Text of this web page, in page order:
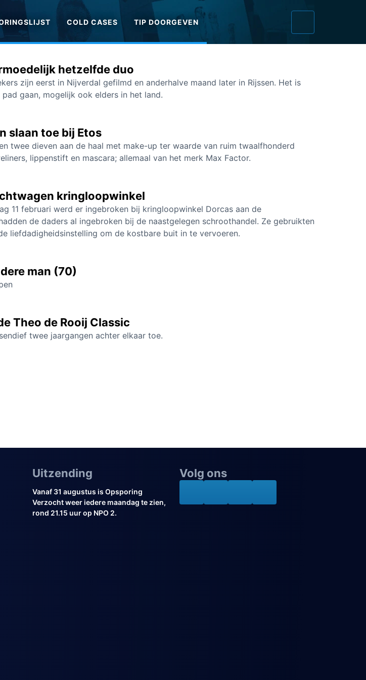
COLD CASES TIP DOORGEVEN
hetzelfde duo
zijn eerst in Nijverdal gefilmd en anderhalve maand later in Rijssen. Het is
gaan, mogelijk ook elders in het land.
slaan toe bij Etos
twee dieven aan de haal met make-up ter waarde van ruim twaalfhonderd
lippenstift en mascara; allemaal van het merk Max Factor.
kringloopwinkel
11 februari werd er ingebroken bij kringloopwinkel Dorcas aan de
de daders al ingebroken bij de naastgelegen schroothandel. Ze gebruikten
liefdadigheidsinstelling om de kostbare buit in te vervoeren.
man (70)
Theo de Rooij Classic
twee jaargangen achter elkaar toe.
Uitzending
Vanaf 31 augustus is Opsporing
Verzocht weer iedere maandag te zien,
rond 21.15 uur op NPO 2.
Volg ons